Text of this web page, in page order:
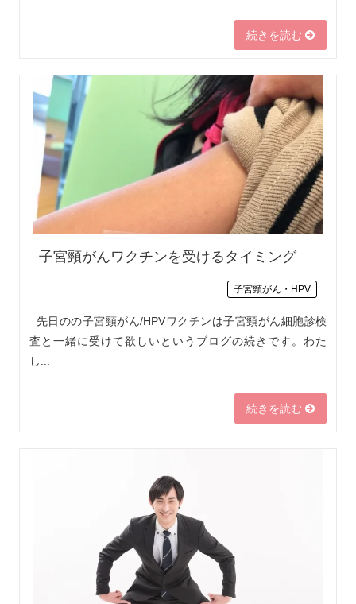
続きを読む
子宮頸がんワクチンを受けるタイミング
子宮頸がん・HPV
先日のの子宮頸がん/HPVワクチンは子宮頸がん細胞診検
査と一緒に受けて欲しいというブログの続きです。わた
し...
続きを読む